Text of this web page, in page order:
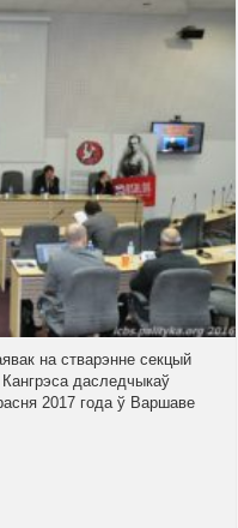
на стварэнне секцый
даследчыкаў
2017 года ў Варшаве